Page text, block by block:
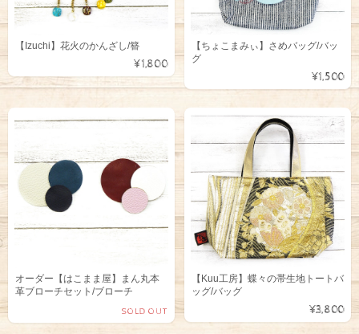
【Izuchi】花火のかんざし/簪
¥1,800
【ちょこまみぃ】さめバッグ/バッ
グ
¥1,500
オーダー【はこまま屋】まん丸本
革ブローチセット/ブローチ
SOLD OUT
【Kuu工房】蝶々の帯生地トートバ
ッグ/バッグ
¥3,800